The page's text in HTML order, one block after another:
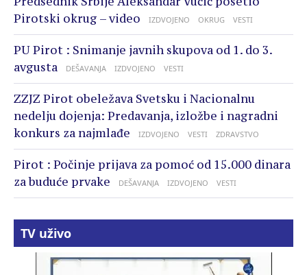
Pirotski okrug – video
IZDVOJENO OKRUG VESTI
PU Pirot : Snimanje javnih skupova od 1. do 3.
avgusta
DEŠAVANJA IZDVOJENO VESTI
ZZJZ Pirot obeležava Svetsku i Nacionalnu
nedelju dojenja: Predavanja, izložbe i nagradni
konkurs za najmlađe
IZDVOJENO VESTI ZDRAVSTVO
Pirot : Počinje prijava za pomoć od 15.000 dinara
za buduće prvake
DEŠAVANJA IZDVOJENO VESTI
TV uživo